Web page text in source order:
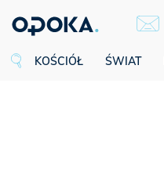
KOŚCIÓŁ ŚWIAT